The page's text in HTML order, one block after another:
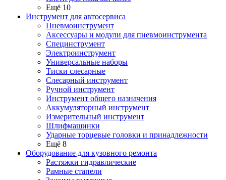
Ещё 10
Инструмент для автосервиса
Пневмоинструмент
Аксессуары и модули для пневмоинструмента
Специнструмент
Электроинструмент
Универсальные наборы
Тиски слесарные
Слесарный инструмент
Ручной инструмент
Инструмент общего назначения
Аккумуляторный инструмент
Измерительный инструмент
Шлифмашинки
Ударные торцевые головки и принадлежности
Ещё 8
Оборудование для кузовного ремонта
Растяжки гидравлические
Рамные стапели